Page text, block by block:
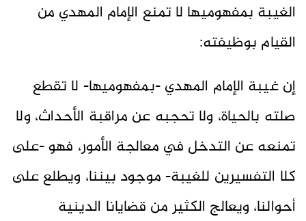
الغيبة بمفهوميها لا تمنع الإمام المهدي من
القيام بوظيفته:
إن غيبة الإمام المهدي -بمفهوميها- لا تقطع
صلته بالحياة، ولا تحجبه عن مراقبة الأحداث، ولا
تمنعه عن التدخل في معالجة الأمور، فهو -على
كلا التفسيرين للغيبة- موجود بيننا، ويطلع على
أحوالنا، ويعالج الكثير من قضايانا الدينية